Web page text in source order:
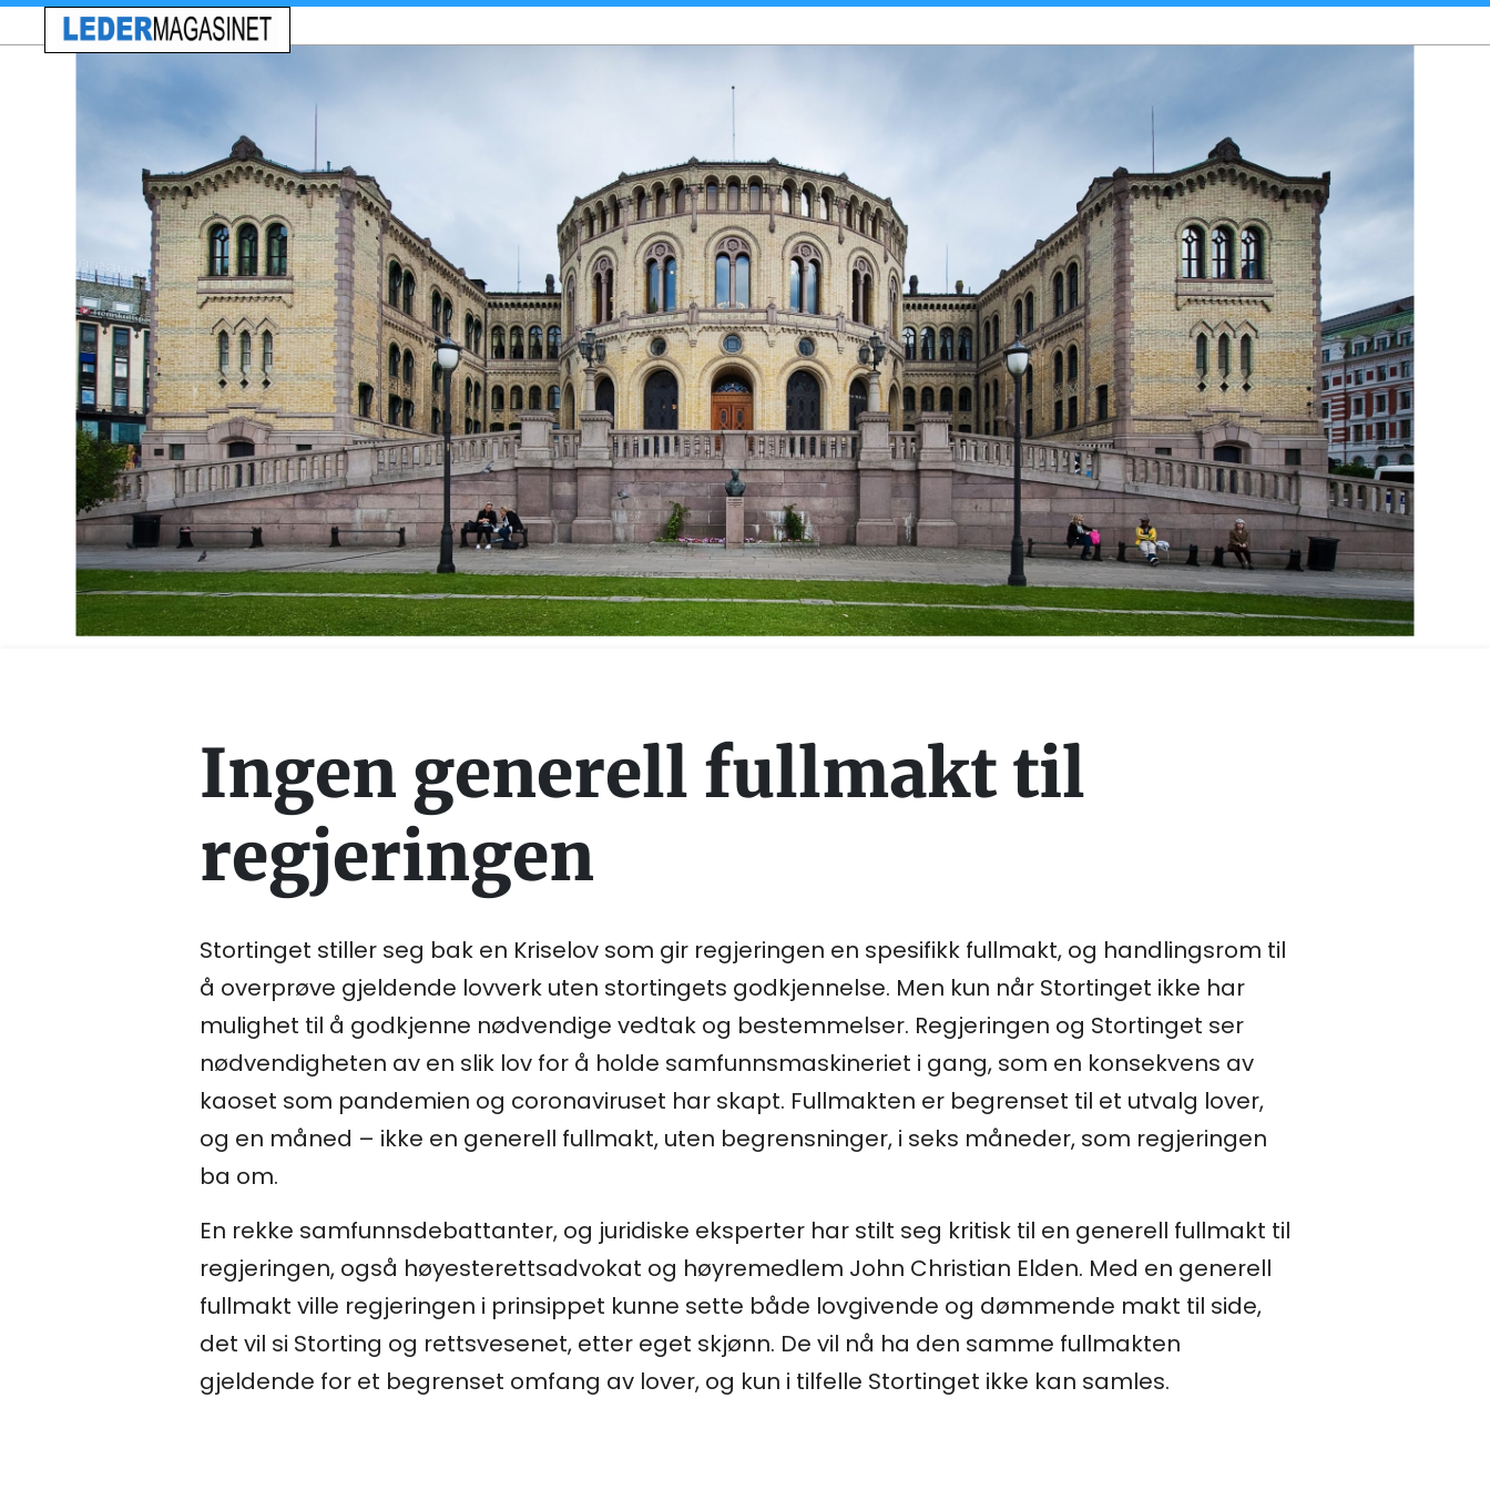
Ingen generell fullmakt til
regjeringen
Stortinget stiller seg bak en Kriselov som gir regjeringen en spesifikk fullmakt, og handlingsrom til
å overprøve gjeldende lovverk uten stortingets godkjennelse. Men kun når Stortinget ikke har
mulighet til å godkjenne nødvendige vedtak og bestemmelser. Regjeringen og Stortinget ser
nødvendigheten av en slik lov for å holde samfunnsmaskineriet i gang, som en konsekvens av
kaoset som pandemien og coronaviruset har skapt. Fullmakten er begrenset til et utvalg lover,
og en måned – ikke en generell fullmakt, uten begrensninger, i seks måneder, som regjeringen
ba om.
En rekke samfunnsdebattanter, og juridiske eksperter har stilt seg kritisk til en generell fullmakt til
regjeringen, også høyesterettsadvokat og høyremedlem John Christian Elden. Med en generell
fullmakt ville regjeringen i prinsippet kunne sette både lovgivende og dømmende makt til side,
det vil si Storting og rettsvesenet, etter eget skjønn. De vil nå ha den samme fullmakten
gjeldende for et begrenset omfang av lover, og kun i tilfelle Stortinget ikke kan samles.